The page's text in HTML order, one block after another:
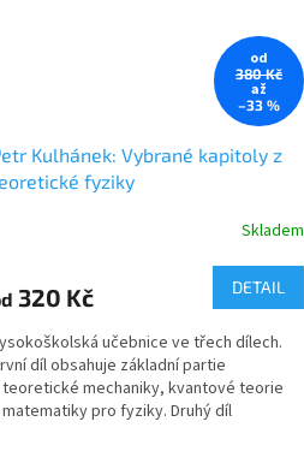
od
380 Kč
až
–33 %
Kulhánek: Vybrané kapitoly z
fyziky
Skladem
320 Kč DETAIL
učebnice ve třech dílech.
díl obsahuje základní partie
teoretické mechaniky, kvantové teorie
matematiky pro fyziky. Druhý díl